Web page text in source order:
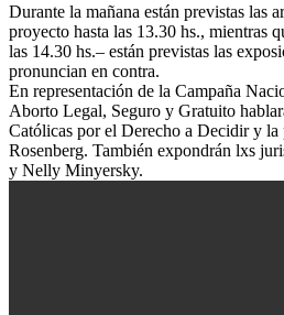
Durante la mañana están previstas las
proyecto hasta las 13.30 hs., mientras
las 14.30 hs.– están previstas las
pronuncian en contra.
En representación de la Campaña
Aborto Legal, Seguro y Gratuito
Católicas por el Derecho a Decidir y la
Rosenberg. También expondrán lxs
y Nelly Minyersky.